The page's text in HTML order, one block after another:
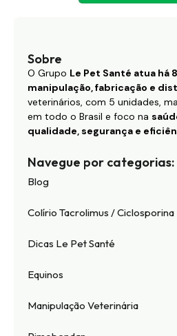
Sobre
O Grupo Le Pet Santé atua há
manipulação, fabricação e
veterinários, com 5 unidades,
em todo o Brasil e foco na
qualidade, segurança e
Navegue por categorias:
Blog
Colírio Tacrolimus / Ciclosporina
Dicas Le Pet Santé
Equinos
Manipulação Veterinária